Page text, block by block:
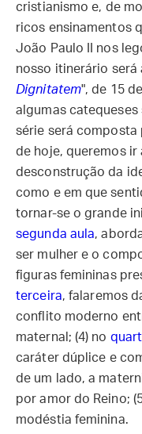
cristianismo e, de
ricos ensinamentos
João Paulo II nos
nosso itinerário será
Dignitatem", de 15
algumas catequeses
série será composta
de hoje, queremos ir
desconstrução da
como e em que
tornar-se o grande
segunda aula,
ser mulher e o
figuras femininas
terceira, falaremos
conflito moderno
maternal; (4) no
caráter dúplice e
de um lado, a
por amor do Reino;
modéstia feminina.